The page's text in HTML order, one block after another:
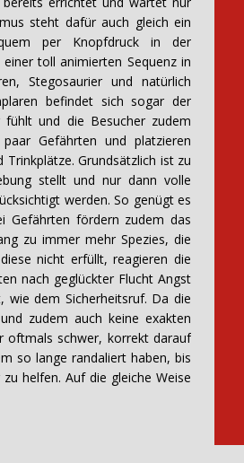
steht dafür auch gleich ein
per Knopfdruck in der
toll animierten Sequenz in
Stegosaurier und natürlich
befindet sich sogar der
und die Besucher zudem
Gefährten und platzieren
Grundsätzlich ist zu
stellt und nur dann volle
werden. So genügt es
Gefährten fördern zudem das
zu immer mehr Spezies, die
nicht erfüllt, reagieren die
nach geglückter Flucht Angst
wie dem Sicherheitsruf. Da die
zudem auch keine exakten
oftmals schwer, korrekt darauf
so lange randaliert haben, bis
helfen. Auf die gleiche Weise